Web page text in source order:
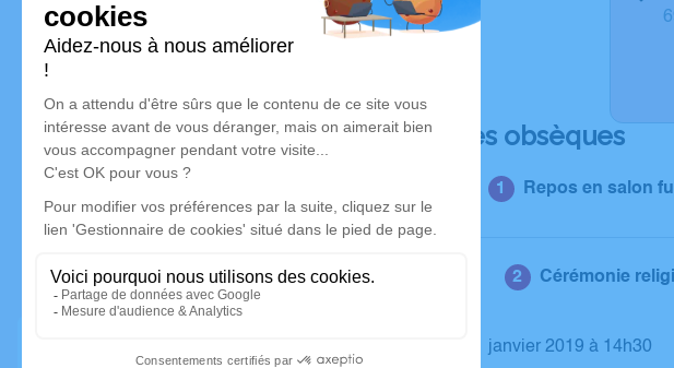
Déroulé des obsèques
Repos en salon
Cérémonie
Le lundi 21 janvier 2019 à 14h30